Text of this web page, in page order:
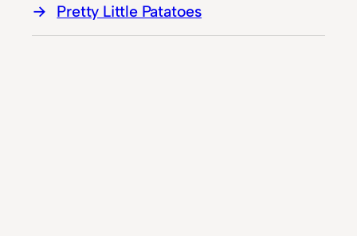
Pretty Little Patatoes